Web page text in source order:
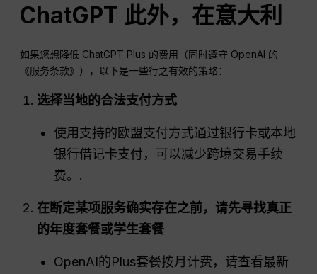
ChatGPT 此外，在意大利
如果您想降低 ChatGPT Plus 的费用（同时遵守 OpenAI 的
《服务条款》），以下是一些行之有效的策略：
选择当地的合法支付方式
使用支持的欧盟支付方式通过银行卡或本地
银行借记卡支付，可以减少跨境交易手续
费。.
在断定某项服务确实存在之前，请先寻找真正
的年度套餐或学生套餐
OpenAI的Plus套餐按月计费，请查看最新